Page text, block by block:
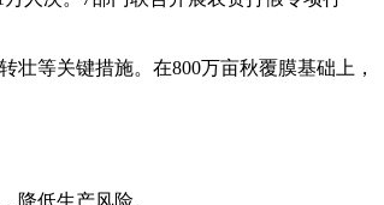
等关键措施。在800万亩秋覆膜基础上，
降低生产风险。